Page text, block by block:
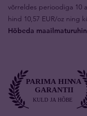
võrreldes perioodiga 10
hind 10,57 EUR/oz ning
Hõbeda